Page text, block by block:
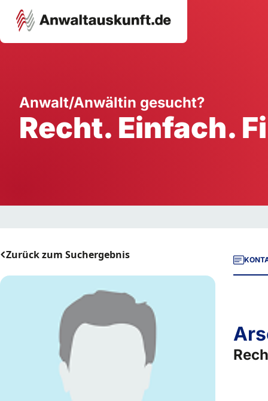
Ausbildung
Handwerk
Dienstleistung
Anwalt/Anwältin gesucht?
Recht. Einfach.
Zurück zum Suchergebnis